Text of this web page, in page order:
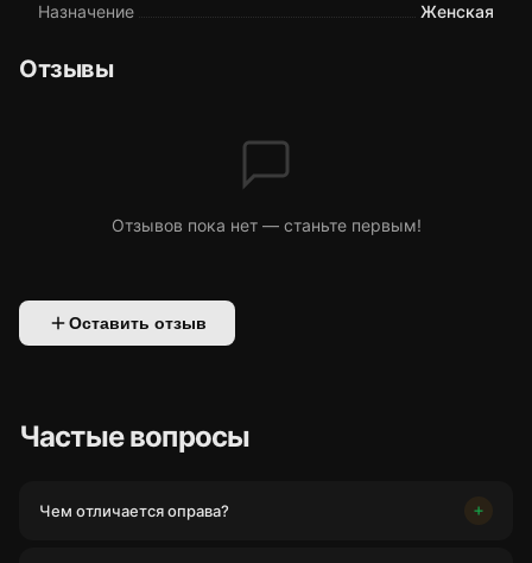
Назначение Женская
Отзывы
Отзывов пока нет — станьте первым!
Оставить отзыв
Частые вопросы
Чем отличается оправа?